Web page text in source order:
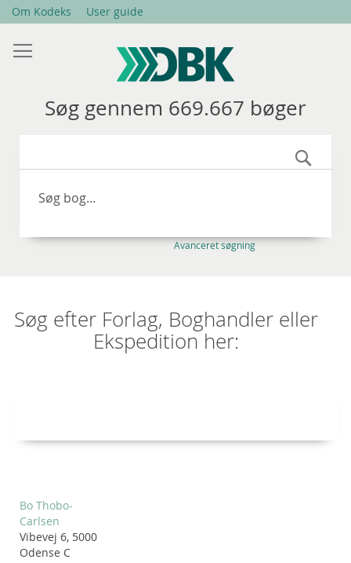
Skip
Content
Om Kodeks User guide
Søg gennem 669.667 bøger
Avanceret søgning
Søg efter Forlag, Boghandler eller
Ekspedition her:
Bo Thobo-
Carlsen
Vibevej 6, 5000
Odense C